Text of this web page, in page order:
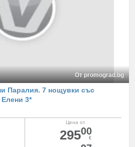
От promograd.bg
Паралия. 7 нощувки със
3*
Цена от
29500
€